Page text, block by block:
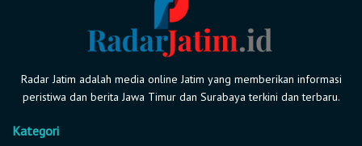
Radar Jatim adalah media online Jatim yang memberikan informasi
peristiwa dan berita Jawa Timur dan Surabaya terkini dan terbaru.
Kategori